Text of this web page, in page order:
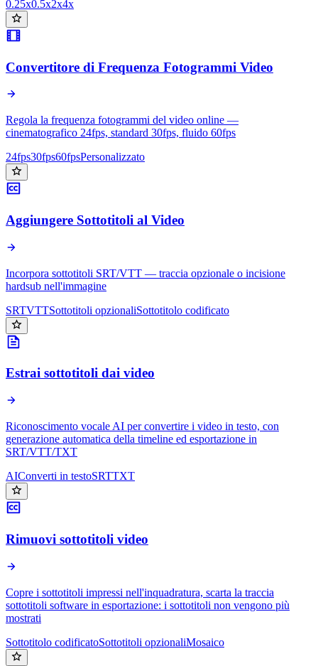
0.25x0.5x2x4x
Convertitore di Frequenza Fotogrammi Video
Regola la frequenza fotogrammi del video online —
cinematografico 24fps, standard 30fps, fluido 60fps
24fps30fps60fpsPersonalizzato
Aggiungere Sottotitoli al Video
Incorpora sottotitoli SRT/VTT — traccia opzionale o incisione
hardsub nell'immagine
SRTVTTSottotitoli opzionaliSottotitolo codificato
Estrai sottotitoli dai video
Riconoscimento vocale AI per convertire i video in testo, con
generazione automatica della timeline ed esportazione in
SRT/VTT/TXT
AIConverti in testoSRTTXT
Rimuovi sottotitoli video
Copre i sottotitoli impressi nell'inquadratura, scarta la traccia
sottotitoli software in esportazione: i sottotitoli non vengono più
mostrati
Sottotitolo codificatoSottotitoli opzionaliMosaico